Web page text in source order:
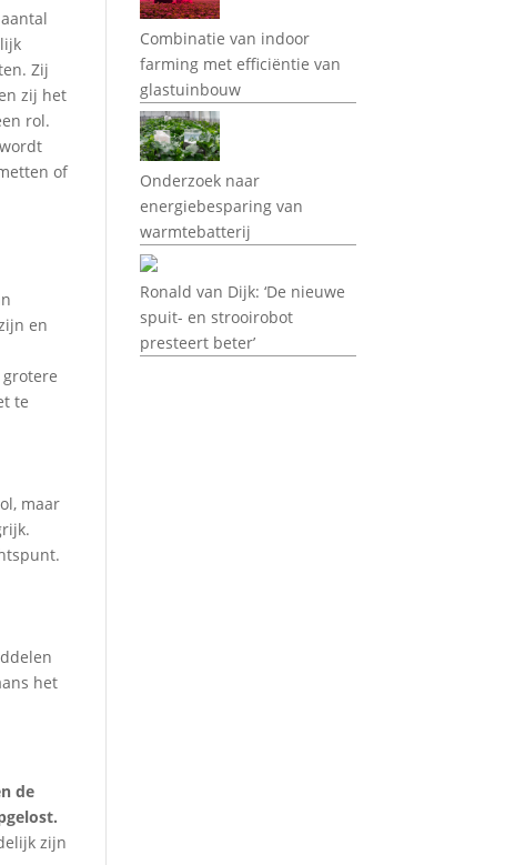
Zij
zij het
rol.
of
en
te
maar
het
de
zijn
Combinatie van indoor
farming met efficiëntie van
glastuinbouw
Onderzoek naar
energiebesparing van
warmtebatterij
Ronald van Dijk: ‘De nieuwe
spuit- en strooirobot
presteert beter’